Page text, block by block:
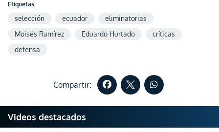
Etiquetas:
selección ecuador
eliminatorias
Moisés Ramírez
Eduardo Hurtado
críticas
defensa
Compartir:
Videos destacados